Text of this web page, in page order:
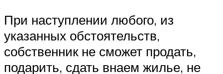
При наступлении любого, из
указанных обстоятельств,
собственник не сможет продать,
подарить, сдать внаем жилье, не